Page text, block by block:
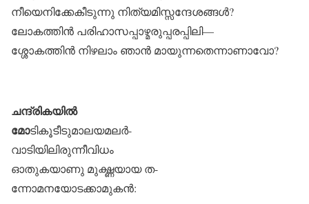
നീയെനിക്കേകീടുന്നു നിത്യമിസ്സന്ദേശങ്ങൾ?
ലോകത്തിൻ പരിഹാസപ്പാഴ്മരുപ്പരപ്പിലി—
ശ്ശോകത്തിൻ നിഴലാം ഞാൻ മായുന്നതെന്നാണാവോ?
ചന്ദ്രികയിൽ
മോടികൂടീടുമാലയമലർ-
വാടിയിലിരുന്നീവിധം
ഓതുകയാണു മുഗ്ദ്ധയായ ത-
ന്നോമനയോടക്കാമുകൻ: